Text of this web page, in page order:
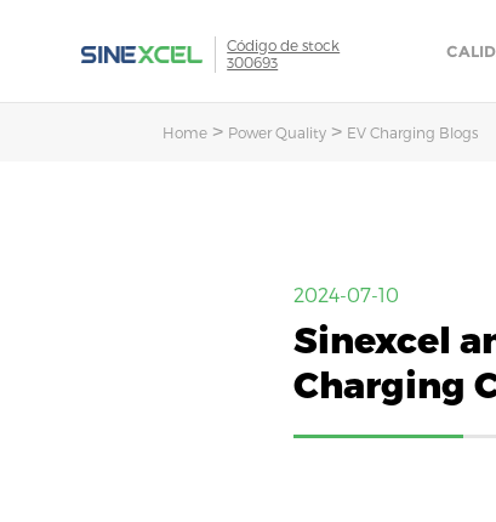
Código de stock
300693
Home > Power Quality > EV Charging Blogs
2024-07-10
Sinexcel
Charging